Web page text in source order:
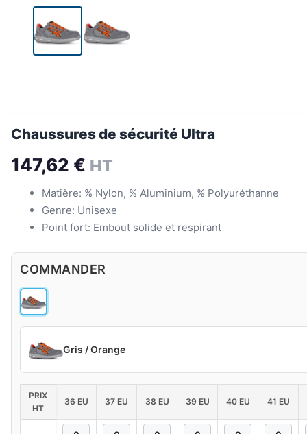
Chaussures de sécurité Ultra
147,62 € HT
Matière: % Nylon, % Aluminium, % Polyuréthanne
Genre: Unisexe
Point fort: Embout solide et respirant
COMMANDER
Gris / Orange
PRIX
HT
36 EU 37 EU 38 EU 39 EU 40 EU 41 EU